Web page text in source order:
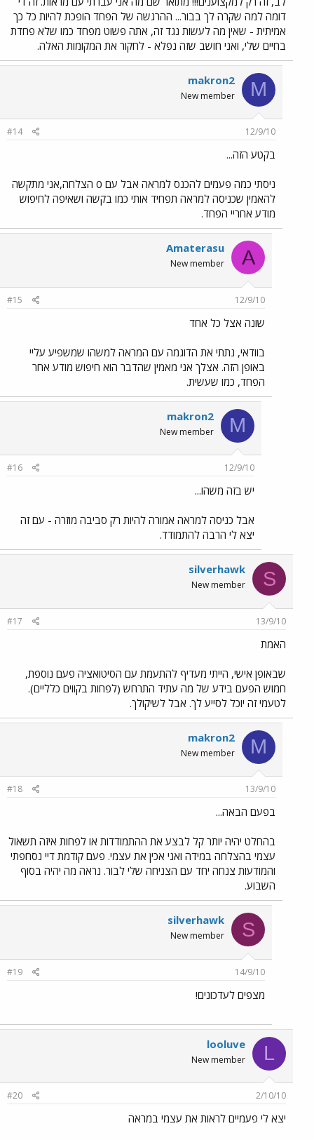
דומה למה שקרה לך בבור... ההרגשה של הפחד הופכת להיות כל כך
אמיתית - שאין מה לעשות נגד זה, אתה פשוט מפחד כמו שלא פחדת
בחיים שלי, ואני חושב שזה נפלא - לחקור את המקומות האלה.
M
makron2
New member
12/9/10
#14
בקטע הזה...
ניסתי כמה פעמים להכנס למראה אבל עם 0 הצלחה,אני מתקשה
להאמין שכניסה למראה תפחיד אותי כמו בקשה ושאיפה לחיפוש
מודע אחריי הפחד.
A
Amaterasu
New member
12/9/10
#15
שונה אצל כל אחד
בוודאי, נתתי את הדוגמה עם המראה למשהו שמשפיע עליי
באופן הזה. אצלך אני מאמין שהדבר הוא חיפוש מודע אחר
הפחד, כמו שעשית.
M
makron2
New member
12/9/10
#16
יש בזה משהו...
אבל כניסה למראה אמורה להיות רק סביבה מוזרה - עם זה
יצא לי הרבה להתמודד.
S
silverhawk
New member
13/9/10
#17
האמת
שבאופן אישי, הייתי מעדיף להתעמת עם הסיטואציה פעם נוספת,
חמוש הפעם בידע של מה עתיד התרחש (לפחות בקווים כלליים).
לטעמי זה יוכל לסייע לך. אבל לשיקולך.
M
makron2
New member
13/9/10
#18
בפעם הבאה...
בהחלט יהיה יותר קל לבצע את ההתמודדות או לפחות איזה תשאול
עצמי בהצלחה במידה ואני אכין את עצמי. פעם קודמת דיי נסחפתי
והמודעות צנחה יחד עם הצניחה שלי לבור. נראה מה יהיה בסוף
השבוע.
S
silverhawk
New member
14/9/10
#19
מצפים לעדכונים!
L
looluve
New member
2/10/10
#20
יצא לי פעמיים לראות את עצמי במראה